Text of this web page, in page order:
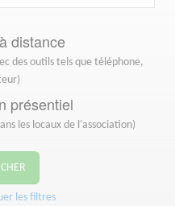
distance
des outils tels que téléphone,
présentiel
les locaux de l'association)
les filtres